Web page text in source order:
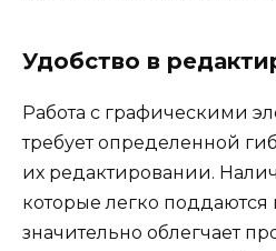
Удобство в
Работа с графическими
требует определенной
их редактировании.
которые легко
значительно облегчает